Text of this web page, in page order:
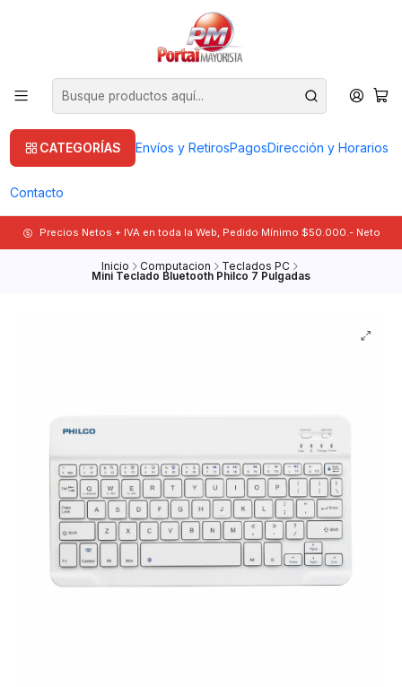
CATEGORÍAS Envíos y RetirosPagosDirección y Horarios
Contacto
Precios Netos + IVA en toda la Web, Pedido Mínimo $50.000.- Neto
Inicio Computacion Teclados PC
Mini Teclado Bluetooth Philco 7 Pulgadas